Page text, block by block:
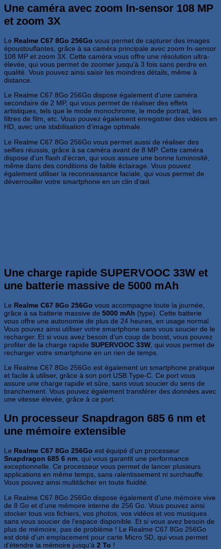
Une caméra avec zoom In-sensor 108 MP
et zoom 3X
Le Realme C67 8Go 256Go vous permet de capturer des images
époustouflantes, grâce à sa caméra principale avec zoom In-sensor
108 MP et zoom 3X. Cette caméra vous offre une résolution ultra-
élevée, qui vous permet de zoomer jusqu’à 3 fois sans perdre en
qualité. Vous pouvez ainsi saisir les moindres détails, même à
distance.
Le Realme C67 8Go 256Go dispose également d’une caméra
secondaire de 2 MP, qui vous permet de réaliser des effets
artistiques, tels que le mode monochrome, le mode portrait, les
filtres de film, etc. Vous pouvez également enregistrer des vidéos en
HD, avec une stabilisation d’image optimale.
Le Realme C67 8Go 256Go vous permet aussi de réaliser des
selfies réussis, grâce à sa caméra avant de 8 MP. Cette caméra
dispose d’un flash d’écran, qui vous assure une bonne luminosité,
même dans des conditions de faible éclairage. Vous pouvez
également utiliser la reconnaissance faciale, qui vous permet de
déverrouiller votre smartphone en un clin d’œil.
Une charge rapide SUPERVOOC 33W et
une batterie massive de 5000 mAh
Le Realme C67 8Go 256Go vous accompagne toute la journée,
grâce à sa batterie massive de 5000 mAh (type). Cette batterie
vous offre une autonomie de plus de 24 heures, en usage normal.
Vous pouvez ainsi utiliser votre smartphone sans vous soucier de le
recharger. Et si vous avez besoin d’un coup de boost, vous pouvez
profiter de la charge rapide SUPERVOOC 33W , qui vous permet de
recharger votre smartphone en un rien de temps.
Le Realme C67 8Go 256Go est également un smartphone pratique
et facile à utiliser, grâce à son port USB Type-C. Ce port vous
assure une charge rapide et sûre, sans vous soucier du sens de
branchement. Vous pouvez également transférer des données avec
une vitesse élevée, grâce à ce port.
Un processeur Snapdragon 685 6 nm et
une mémoire extensible
Le Realme C67 8Go 256Go est équipé d’un processeur
Snapdragon 685 6 nm, qui vous garantit une performance
exceptionnelle. Ce processeur vous permet de lancer plusieurs
applications en même temps, sans ralentissement ni surchauffe.
Vous pouvez ainsi multitâcher en toute fluidité.
Le Realme C67 8Go 256Go dispose également d’une mémoire vive
de 8 Go et d’une mémoire interne de 256 Go. Vous pouvez ainsi
stocker tous vos fichiers, vos photos, vos vidéos et vos musiques
sans vous soucier de l’espace disponible. Et si vous avez besoin de
plus de mémoire, pas de problème ! Le Realme C67 8Go 256Go
est doté d’un emplacement pour carte Micro SD, qui vous permet
d’étendre la mémoire jusqu’à 2 To !